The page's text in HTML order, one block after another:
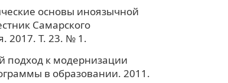
основы иноязычной
Самарского
2017. Т. 23. № 1.
подход к модернизации
в образовании. 2011.